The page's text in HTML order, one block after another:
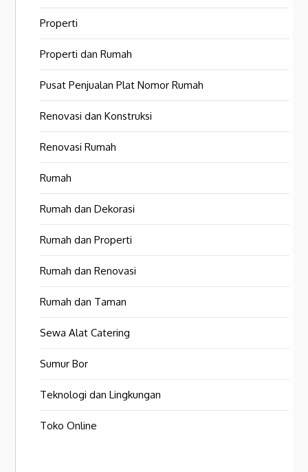
Properti
Properti dan Rumah
Pusat Penjualan Plat Nomor Rumah
Renovasi dan Konstruksi
Renovasi Rumah
Rumah
Rumah dan Dekorasi
Rumah dan Properti
Rumah dan Renovasi
Rumah dan Taman
Sewa Alat Catering
Sumur Bor
Teknologi dan Lingkungan
Toko Online